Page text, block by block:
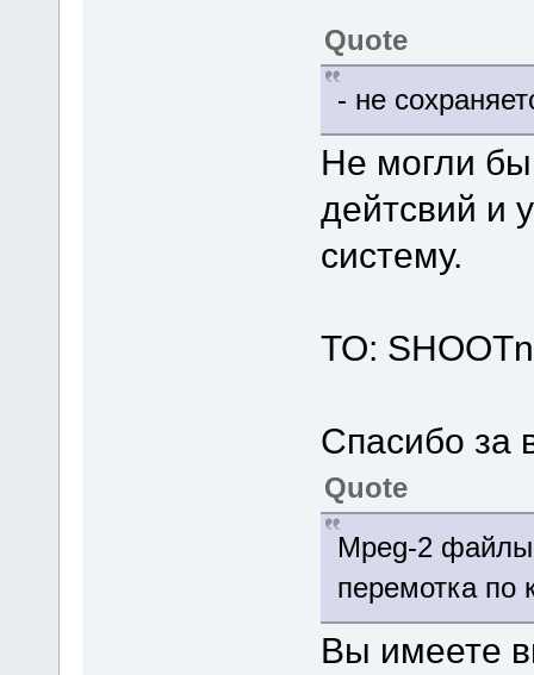
Quote
- не
Не могли
дейтсвий и
систему.
TO:
Спасибо за
Quote
Mpeg-2
перемотка
Вы имеете